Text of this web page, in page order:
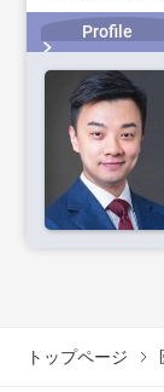
Profile
トップページ